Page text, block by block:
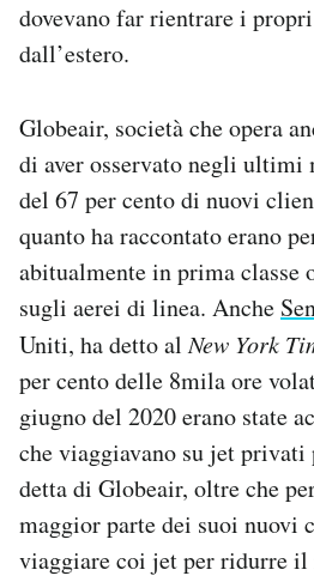
dovevano far rientrare i
dall’estero.
Globeair, società che opera
di aver osservato negli ultimi
del 67 per cento di nuovi
quanto ha raccontato erano
abitualmente in prima classe
sugli aerei di linea. Anche
Uniti, ha detto alNew York
per cento delle 8mila ore
giugno del 2020 erano state
che viaggiavano su jet
detta di Globeair, oltre che
maggior parte dei suoi nuovi
viaggiare coi jet per ridurre